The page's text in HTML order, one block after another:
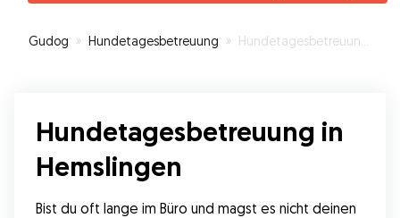
Gudog » Hundetagesbetreuung » Hundetagesbetreuung in Hemslingen
Hundetagesbetreuung in
Hemslingen
Bist du oft lange im Büro und magst es nicht deinen